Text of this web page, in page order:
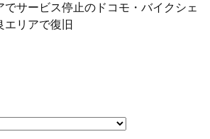
でサービス停止のドコモ・バイクシェ
エリアで復旧